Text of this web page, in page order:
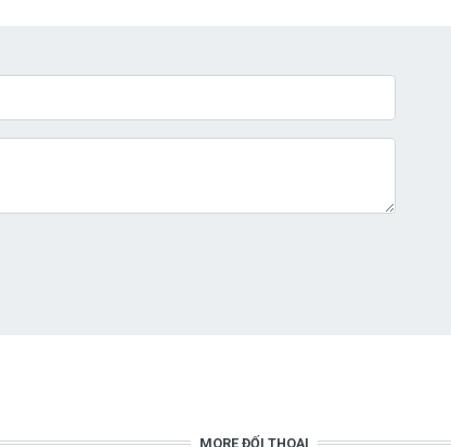
MORE ĐỐI THOẠI